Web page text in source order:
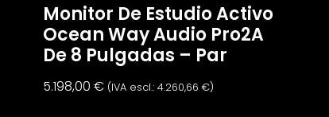
Monitor De Estudio Activo
Ocean Way Audio Pro2A
De 8 Pulgadas – Par
5.198,00 € (IVA escl.: 4.260,66 €)